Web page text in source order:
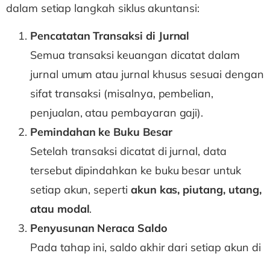
dalam setiap langkah siklus akuntansi:
Pencatatan Transaksi di Jurnal
Semua transaksi keuangan dicatat dalam
jurnal umum atau jurnal khusus sesuai dengan
sifat transaksi (misalnya, pembelian,
penjualan, atau pembayaran gaji).
Pemindahan ke Buku Besar
Setelah transaksi dicatat di jurnal, data
tersebut dipindahkan ke buku besar untuk
setiap akun, seperti akun kas, piutang, utang,
atau modal.
Penyusunan Neraca Saldo
Pada tahap ini, saldo akhir dari setiap akun di